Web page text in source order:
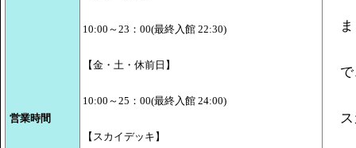
営業時間
10:00～23：00(最終入館 22:30)
【金・土・休前日】
10:00～25：00(最終入館 24:00)
【スカイデッキ】